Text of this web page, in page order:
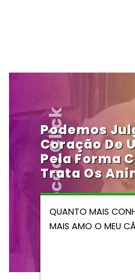
Vendocao.click
Podemos
Coração De
Pela Forma
Trata Os
QUANTO MAIS
MAIS AMO O MEU